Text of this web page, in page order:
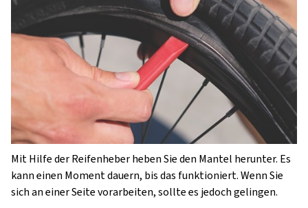
Mit Hilfe der Reifenheber heben Sie den Mantel herunter. Es
kann einen Moment dauern, bis das funktioniert. Wenn Sie
sich an einer Seite vorarbeiten, sollte es jedoch gelingen.